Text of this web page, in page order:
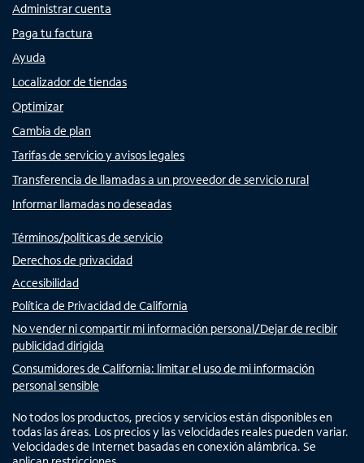
Administrar cuenta
Paga tu factura
Ayuda
Localizador de tiendas
Optimizar
Cambia de plan
Tarifas de servicio y avisos legales
Transferencia de llamadas a un proveedor de servicio rural
Informar llamadas no deseadas
Términos/políticas de servicio
Derechos de privacidad
Accesibilidad
Política de Privacidad de California
No vender ni compartir mi información personal/Dejar de recibir
publicidad dirigida
Consumidores de California: limitar el uso de mi información
personal sensible
No todos los productos, precios y servicios están disponibles en
todas las áreas. Los precios y las velocidades reales pueden variar.
Velocidades de Internet basadas en conexión alámbrica. Se